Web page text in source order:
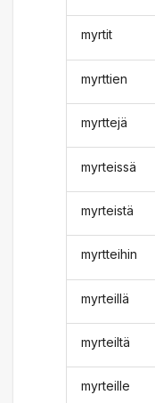
myrtit
myrttien
myrttejä
myrteissä
myrteistä
myrtteihin
myrteillä
myrteiltä
myrteille